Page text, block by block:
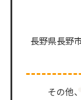
長野県長野
その他